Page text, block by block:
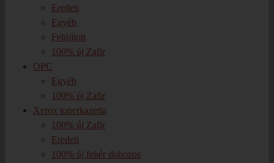
Eredeti
Egyéb
Felújított
100% új Zafir
OPC
Egyéb
100% új Zafir
Xerox tonerkazetta
100% új Zafir
Eredeti
100% új fehér dobozos